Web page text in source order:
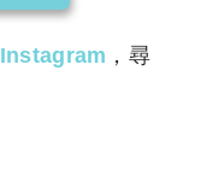
Instagram ，尋